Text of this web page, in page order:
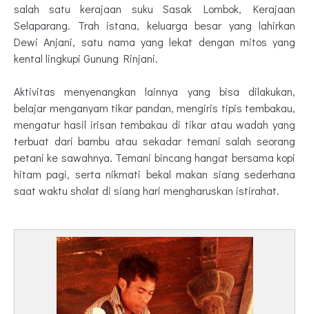
salah satu kerajaan suku Sasak Lombok, Kerajaan
Selaparang. Trah istana, keluarga besar yang lahirkan
Dewi Anjani, satu nama yang lekat dengan mitos yang
kental lingkupi Gunung Rinjani.
Aktivitas menyenangkan lainnya yang bisa dilakukan,
belajar menganyam tikar pandan, mengiris tipis tembakau,
mengatur hasil irisan tembakau di tikar atau wadah yang
terbuat dari bambu atau sekadar temani salah seorang
petani ke sawahnya. Temani bincang hangat bersama kopi
hitam pagi, serta nikmati bekal makan siang sederhana
saat waktu sholat di siang hari mengharuskan istirahat.